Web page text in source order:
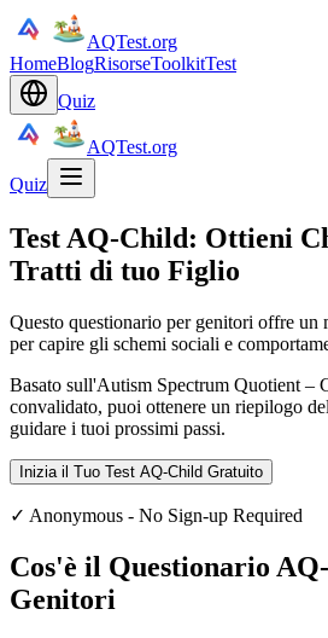
AQTest.org
HomeBlogRisorseToolkitTest
Quiz
AQTest.org
Quiz
Test AQ-Child: Ottieni
Tratti di tuo Figlio
Questo questionario per genitori offre un
per capire gli schemi sociali e
Basato sull'Autism Spectrum Quotient –
convalidato, puoi ottenere un riepilogo
guidare i tuoi prossimi passi.
Inizia il Tuo Test AQ-Child Gratuito
✓ Anonymous - No Sign-up Required
Cos'è il Questionario
Genitori